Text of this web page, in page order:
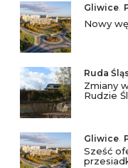
Gliwice,
Nowy
Ruda
Zmiany
Rudzie
Gliwice,
Sześć